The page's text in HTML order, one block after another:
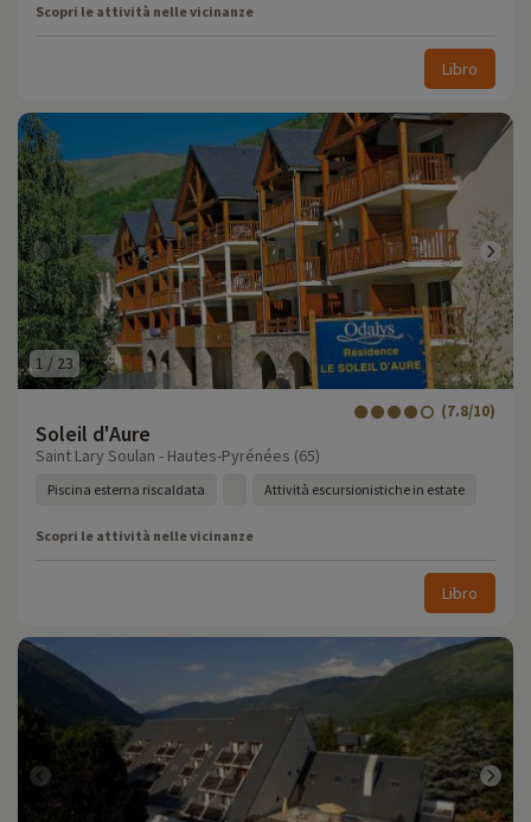
Scopri le attività nelle vicinanze
Libro
1 / 23
Soleil d'Aure
(7.8/10)
Saint Lary Soulan - Hautes-Pyrénées (65)
Piscina esterna riscaldata Attività escursionistiche in estate
Scopri le attività nelle vicinanze
Libro